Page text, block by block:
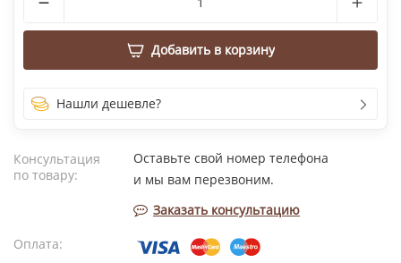
Добавить в корзину
Нашли дешевле?
Консультация
по товару:
Оставьте свой номер телефона
и мы вам перезвоним.
Заказать консультацию
Оплата: